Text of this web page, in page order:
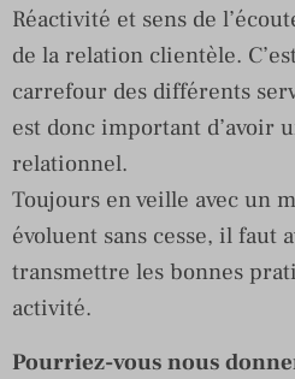
Réactivité et sens de
de la relation clientèle.
carrefour des différents
est donc important d’avoir
relationnel.
Toujours en veille avec un
évoluent sans cesse, il faut
transmettre les bonnes
activité.
Pourriez-vous nous